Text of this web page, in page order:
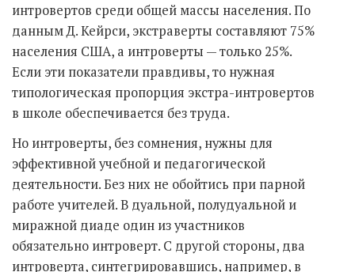
интровертов среди общей массы населения. По
данным Д. Кейрси, экстраверты составляют 75%
населения США, а интроверты — только 25%.
Если эти показатели правдивы, то нужная
типологическая пропорция экстра-интровертов
в школе обеспечивается без труда.
Но интроверты, без сомнения, нужны для
эффективной учебной и педагогической
деятельности. Без них не обойтись при парной
работе учителей. В дуальной, полудуальной и
миражной диаде один из участников
обязательно интроверт. С другой стороны, два
интроверта, синтегрировавшись, например, в